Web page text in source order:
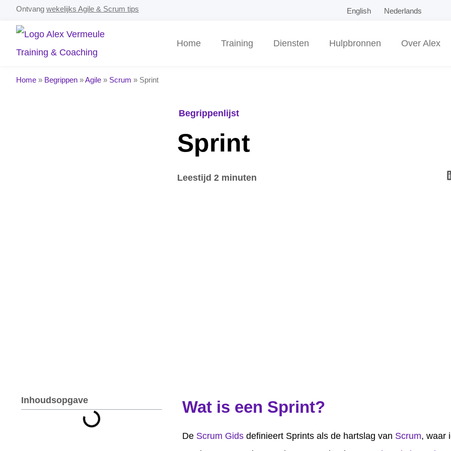
Ontvang wekelijks Agile & Scrum tips English Nederlands
Home Training Diensten Hulpbronnen Over Alex
Home » Begrippen »Agile » Scrum » Sprint
Begrippenlijst
Sprint
Leestijd 2 minuten
Inhoudsopgave Wat is een Sprint?
De Scrum Gids definieert Sprints als de hartslag van Scrum, waar